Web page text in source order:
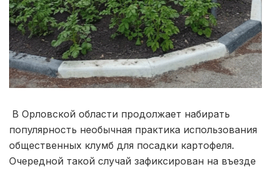
В Орловской области продолжает набирать
популярность необычная практика использования
общественных клумб для посадки картофеля.
Очередной такой случай зафиксирован на въезде